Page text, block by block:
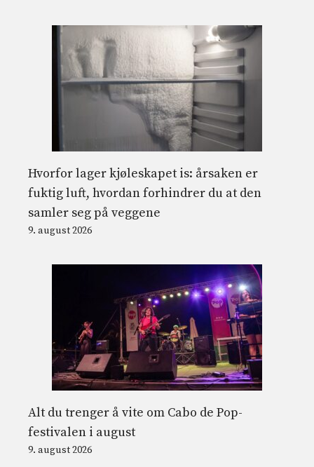
Hvorfor lager kjøleskapet is: årsaken er
fuktig luft, hvordan forhindrer du at den
samler seg på veggene
9. august 2026
Alt du trenger å vite om Cabo de Pop-
festivalen i august
9. august 2026